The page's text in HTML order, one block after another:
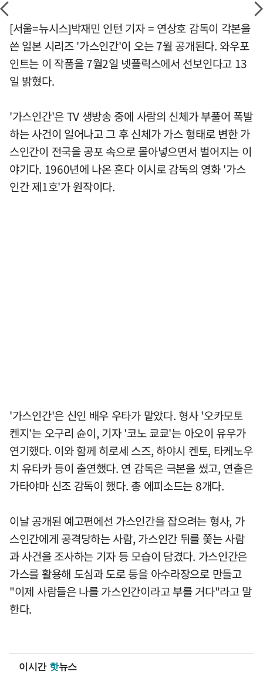
[서울=뉴시스]박재민 인턴 기자 = 연상호 감독이 각본을
쓴 일본 시리즈 '가스인간'이 오는 7월 공개된다. 와우포
인트는 이 작품을 7월2일 넷플릭스에서 선보인다고 13
일 밝혔다.
'가스인간'은 TV 생방송 중에 사람의 신체가 부풀어 폭발
하는 사건이 일어나고 그 후 신체가 가스 형태로 변한 가
스인간이 전국을 공포 속으로 몰아넣으면서 벌어지는 이
야기다. 1960년에 나온 혼다 이시로 감독의 영화 '가스
인간 제1호'가 원작이다.
'가스인간'은 신인 배우 우타가 맡았다. 형사 '오카모토
켄지'는 오구리 슌이, 기자 '코노 쿄쿄'는 아오이 유우가
연기했다. 이와 함께 히로세 스즈, 하야시 켄토, 타케노우
치 유타카 등이 출연했다. 연 감독은 극본을 썼고, 연출은
가타야마 신조 감독이 했다. 총 에피소드는 8개다.
이날 공개된 예고편에선 가스인간을 잡으려는 형사, 가
스인간에게 공격당하는 사람, 가스인간 뒤를 쫓는 사람
과 사건을 조사하는 기자 등 모습이 담겼다. 가스인간은
가스를 활용해 도심과 도로 등을 아수라장으로 만들고
"이제 사람들은 나를 가스인간이라고 부를 거다"라고 말
한다.
이시간 핫뉴스